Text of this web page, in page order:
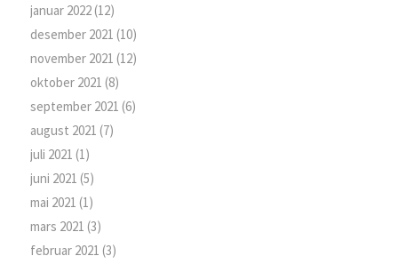
januar 2022(12)
desember 2021 (10)
november 2021 (12)
oktober 2021 (8)
september 2021 (6)
august 2021 (7)
juli 2021 (1)
juni 2021 (5)
mai 2021 (1)
mars 2021 (3)
februar 2021 (3)